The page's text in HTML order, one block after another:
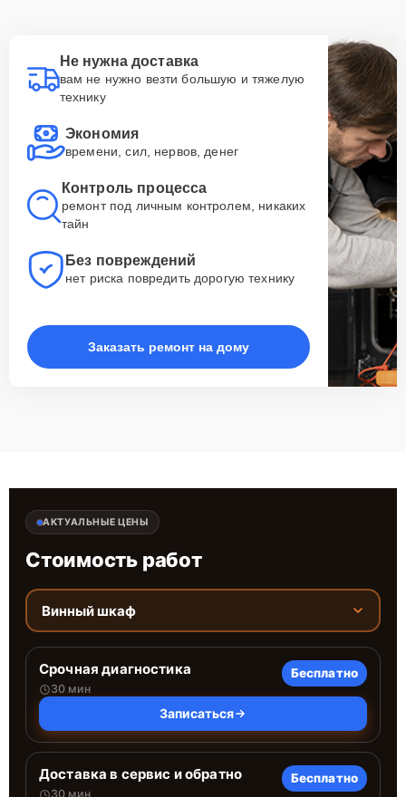
Не нужна доставка
вам не нужно везти большую и тяжелую
технику
Экономия
времени, сил, нервов, денег
Контроль процесса
ремонт под личным контролем, никаких
тайн
Без повреждений
нет риска повредить дорогую технику
Заказать ремонт на дому
АКТУАЛЬНЫЕ ЦЕНЫ
Стоимость работ
Винный шкаф
Срочная диагностика
30 мин
Бесплатно
Записаться
Доставка в сервис и обратно
30 мин
Бесплатно